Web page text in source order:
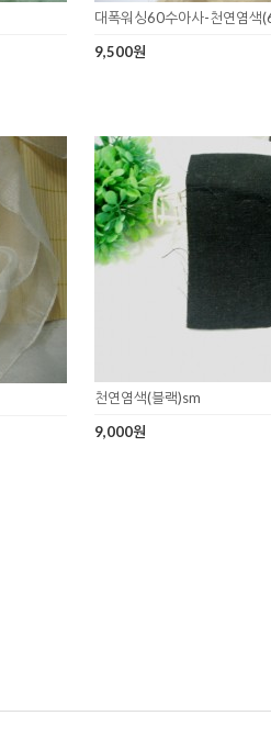
대폭워싱60수아사-천연염색
9,500원
천연염색(블랙)sm
9,000원